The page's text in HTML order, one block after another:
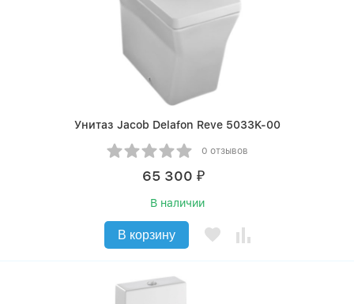
Унитаз Jacob Delafon Reve 5033K-00
0 отзывов
65 300 ₽
В наличии
В корзину